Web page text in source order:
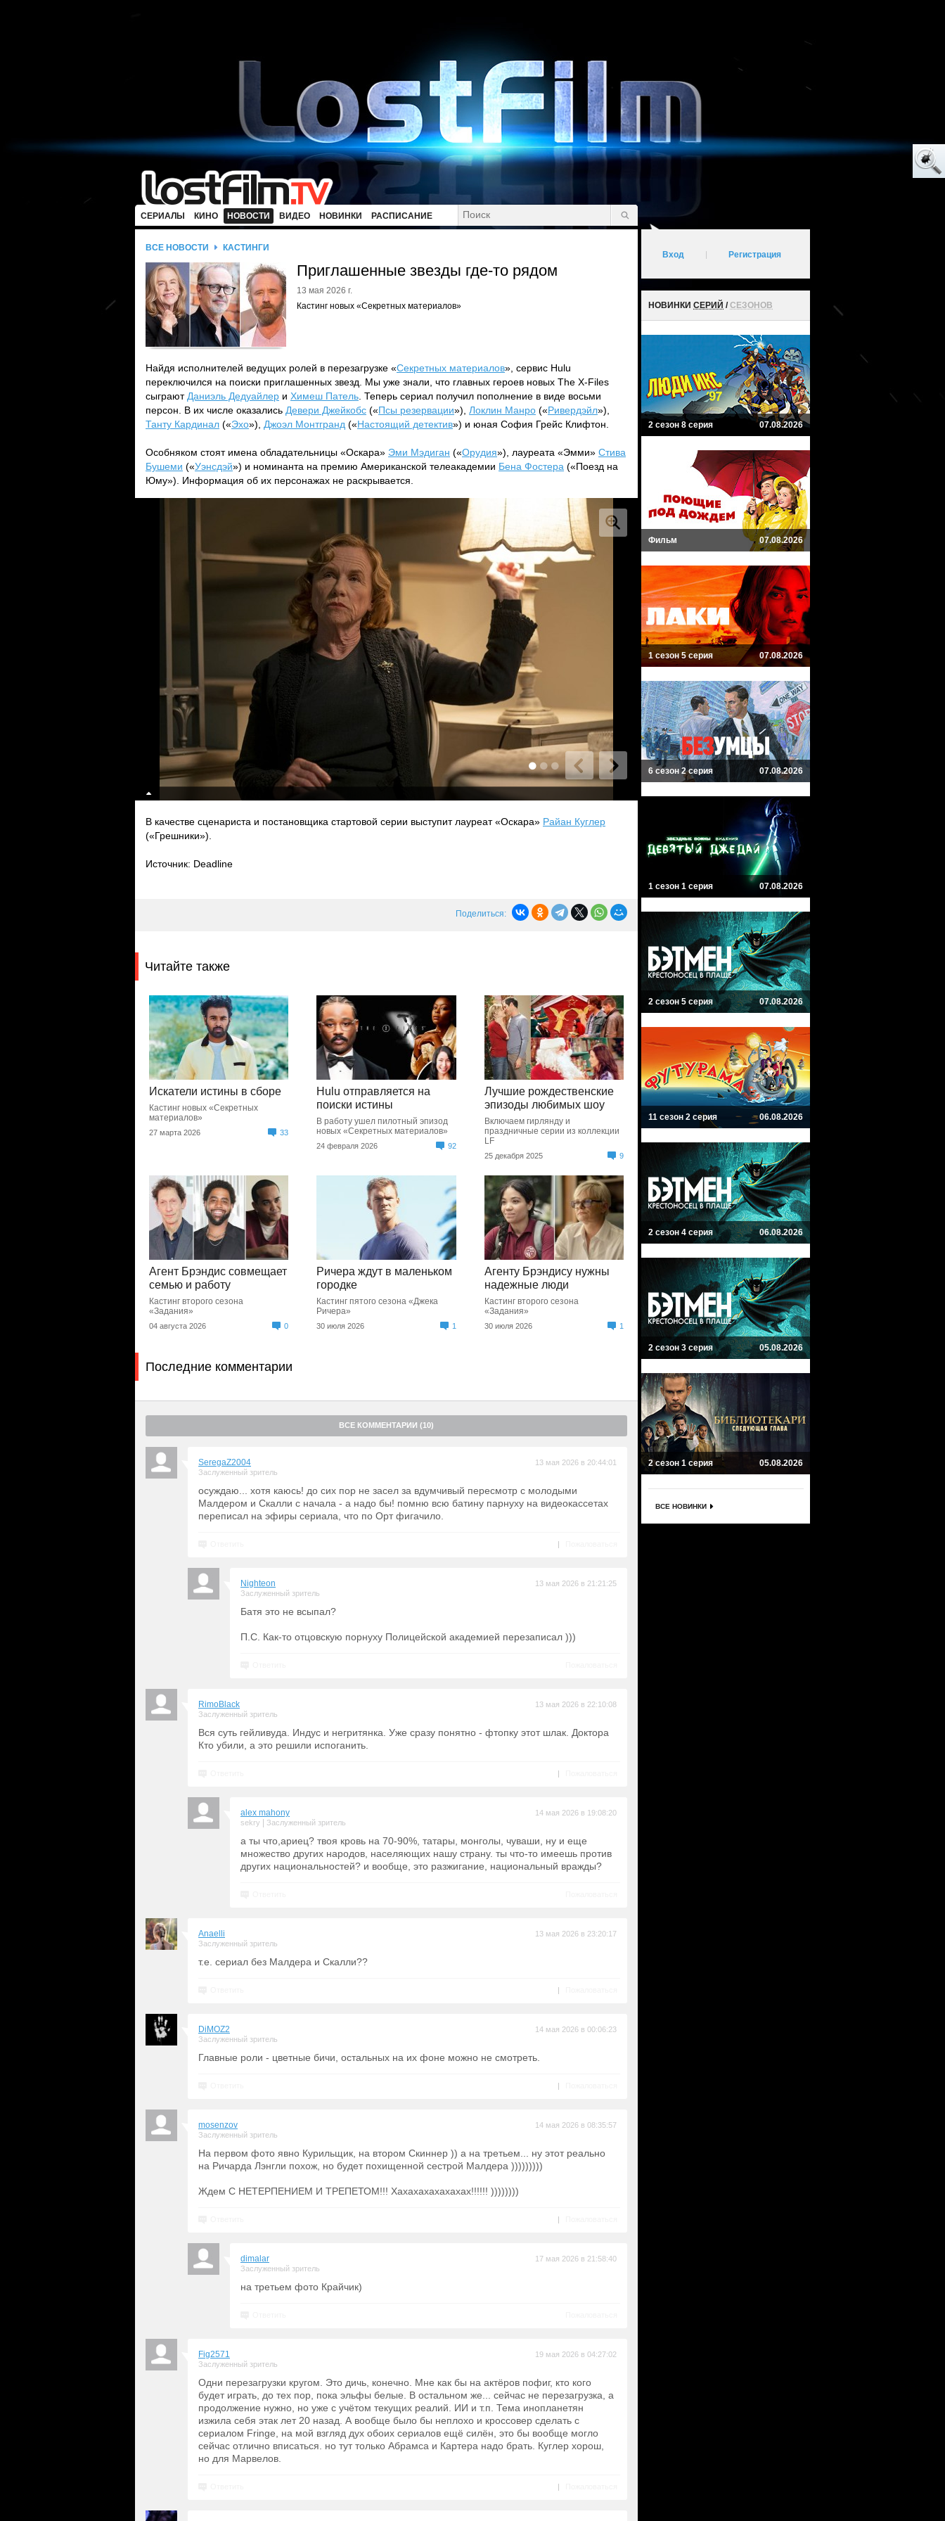
СЕРИАЛЫ КИНО НОВОСТИ ВИДЕО НОВИНКИ РАСПИСАНИЕ
ВСЕ НОВОСТИ КАСТИНГИ
Приглашенные звезды где-то рядом
13 мая 2026 г.
Кастинг новых «Секретных материалов»
Найдя исполнителей ведущих ролей в перезагрузке «Секретных материалов», сервис Hulu
переключился на поиски приглашенных звезд. Мы уже знали, что главных героев новых The X-Files
сыграют Даниэль Дедуайлер и Химеш Патель . Теперь сериал получил пополнение в виде восьми
персон. В их числе оказались Девери Джейкобс («Псы резервации»), Локлин Манро («Ривердэйл»),
Танту Кардинал («Эхо»), Джоэл Монтгранд («Настоящий детектив») и юная София Грейс Клифтон.
Особняком стоят имена обладательницы «Оскара» Эми Мэдиган («Орудия»), лауреата «Эмми» Стива
Бушеми («Уэнсдэй») и номинанта на премию Американской телеакадемии Бена Фостера («Поезд на
Юму»). Информация об их персонажах не раскрывается.
В качестве сценариста и постановщика стартовой серии выступит лауреат «Оскара» Райан Куглер
(«Грешники»).
Источник: Deadline
Поделиться:
Читайте также
Искатели истины в сборе
Кастинг новых «Секретных
материалов»
27 марта 2026 33
Hulu отправляется на
поиски истины
В работу ушел пилотный эпизод
новых «Секретных материалов»
24 февраля 2026 92
Лучшие рождественские
эпизоды любимых шоу
Включаем гирлянду и
праздничные серии из коллекции
LF
25 декабря 2025 9
Агент Брэндис совмещает
семью и работу
Кастинг второго сезона
«Задания»
04 августа 2026 0
Ричера ждут в маленьком
городке
Кастинг пятого сезона «Джека
Ричера»
30 июля 2026 1
Агенту Брэндису нужны
надежные люди
Кастинг второго сезона
«Задания»
30 июля 2026 1
Последние комментарии
ВСЕ КОММЕНТАРИИ (10)
SeregaZ2004
Заслуженный зритель
13 мая 2026 в 20:44:01
осуждаю... хотя каюсь! до сих пор не засел за вдумчивый пересмотр с молодыми
Малдером и Скалли с начала - а надо бы! помню всю батину парнуху на видеокассетах
переписал на эфиры сериала, что по Орт фигачило.
|
Nighteon
Заслуженный зритель
13 мая 2026 в 21:21:25
Батя это не всыпал?
П.С. Как-то отцовскую порнуху Полицейской академией перезаписал )))
RimoBlack
Заслуженный зритель
13 мая 2026 в 22:10:08
Вся суть гейливуда. Индус и негритянка. Уже сразу понятно - фтопку этот шлак. Доктора
Кто убили, а это решили испоганить.
|
alex mahony
sekry Заслуженный зритель
14 мая 2026 в 19:08:20
а ты что,ариец? твоя кровь на 70-90%, татары, монголы, чуваши, ну и еще
множество других народов, населяющих нашу страну. ты что-то имеешь против
других национальностей? и вообще, это разжигание, национальный вражды?
Anaelli
Заслуженный зритель
13 мая 2026 в 23:20:17
т.е. сериал без Малдера и Скалли??
|
DiMOZ2
Заслуженный зритель
14 мая 2026 в 00:06:23
Главные роли - цветные бичи, остальных на их фоне можно не смотреть.
|
mosenzov
Заслуженный зритель
14 мая 2026 в 08:35:57
На первом фото явно Курильщик, на втором Скиннер )) а на третьем... ну этот реально
на Ричарда Лэнгли похож, но будет похищенной сестрой Малдера )))))))))
Ждем С НЕТЕРПЕНИЕМ И ТРЕПЕТОМ!!! Хахахахахахахах!!!!!! ))))))))
|
dimalar
Заслуженный зритель
17 мая 2026 в 21:58:40
на третьем фото Крайчик)
Fig2571
Заслуженный зритель
19 мая 2026 в 04:27:02
Одни перезагрузки кругом. Это дичь, конечно. Мне как бы на актёров пофиг, кто кого
будет играть, до тех пор, пока эльфы белые. В остальном же... сейчас не перезагрузка, а
продолжение нужно, но уже с учётом текущих реалий. ИИ и т.п. Тема инопланетян
изжила себя этак лет 20 назад. А вообще было бы неплохо и кроссовер сделать с
сериалом Fringe, на мой взгляд дух обоих сериалов ещё силён, это бы вообще могло
сейчас отлично вписаться. но тут только Абрамса и Картера надо брать. Куглер хорош,
но для Марвелов.
|
Вход Регистрация
НОВИНКИ СЕРИЙ /СЕЗОНОВ
2 сезон 8 серия 07.08.2026
Фильм 07.08.2026
1 сезон 5 серия 07.08.2026
6 сезон 2 серия 07.08.2026
1 сезон 1 серия 07.08.2026
2 сезон 5 серия 07.08.2026
11 сезон 2 серия 06.08.2026
2 сезон 4 серия 06.08.2026
2 сезон 3 серия 05.08.2026
2 сезон 1 серия 05.08.2026
ВСЕ НОВИНКИ